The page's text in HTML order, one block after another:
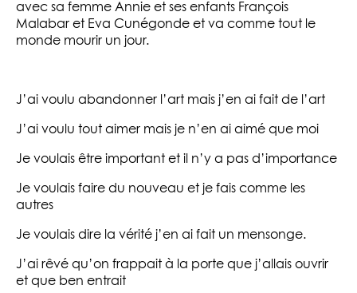
avec sa femme Annie et ses enfants François
Malabar et Eva Cunégonde et va comme tout le
monde mourir un jour.
J’ai voulu abandonner l’art mais j’en ai fait de l’art
J’ai voulu tout aimer mais je n’en ai aimé que moi
Je voulais être important et il n’y a pas d’importance
Je voulais faire du nouveau et je fais comme les
autres
Je voulais dire la vérité j’en ai fait un mensonge.
J’ai rêvé qu’on frappait à la porte que j’allais ouvrir
et que ben entrait